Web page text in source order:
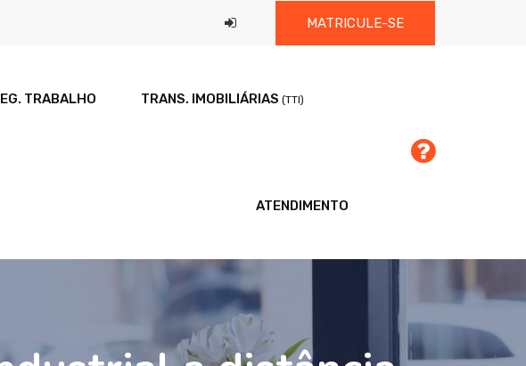
MATRICULE-SE
TRABALHO TRANS. IMOBILIÁRIAS (TTI)
ATENDIMENTO